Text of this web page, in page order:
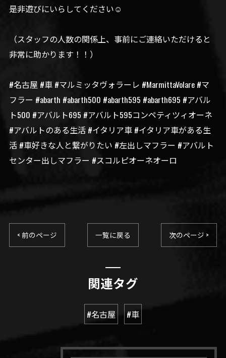
是非遊びにいらしてください☺️
（スタッフの人数の関係上、事前にご連絡いただけると
非常に助かります！！）
#名古屋 #車 #マルミッタヴォラーレ #MarmittaVolare #マ
フラー #abarth #abarth500 #abarth595 #abarth695 #アバル
ト500 #アバルト695 #アバルト595コンペティツィオーネ
#アバルトのある生活 #イタリア車 #イタリア車がある生
活 #車好きな人と繋がりたい #左出しマフラー #アバルト
センター出しマフラー #スコルピオーネオーロ
< 前のページ 一覧に戻る 次のページ >
関連タグ
#名古屋 #車